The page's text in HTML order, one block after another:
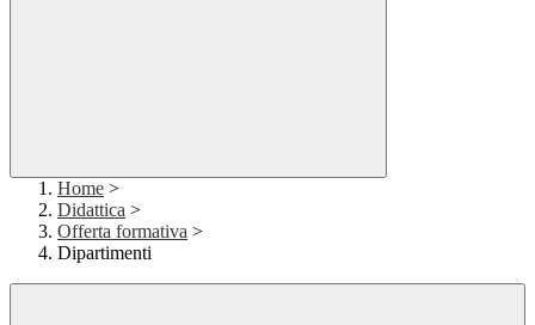
Home >
Didattica >
Offerta formativa >
Dipartimenti